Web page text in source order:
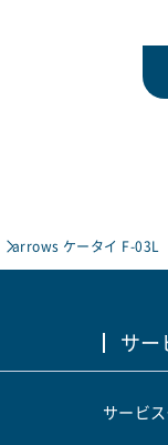
arrows ケータイ F-03L
サー
サービ